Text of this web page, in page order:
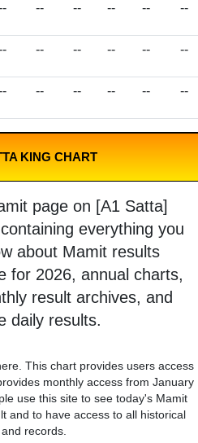
-- -- -- -- --
-- -- -- -- --
-- -- -- -- --
KING CHART
page on [A1 Satta]
everything you
about Mamit results
for 2026, annual charts,
result archives, and
daily results.
This chart provides users access
monthly access from January
use this site to see today's Mamit
and to have access to all historical
records.